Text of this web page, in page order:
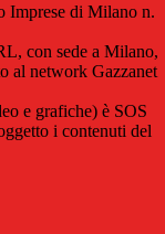
Imprese di Milano n.
con sede a Milano,
al network Gazzanet
e grafiche) è SOS
i contenuti del